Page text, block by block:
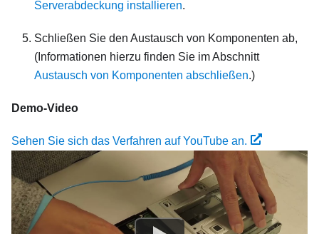
Serverabdeckung installieren.
Schließen Sie den Austausch von Komponenten ab,
(Informationen hierzu finden Sie im Abschnitt
Austausch von Komponenten abschließen.)
Demo-Video
Sehen Sie sich das Verfahren auf YouTube an.